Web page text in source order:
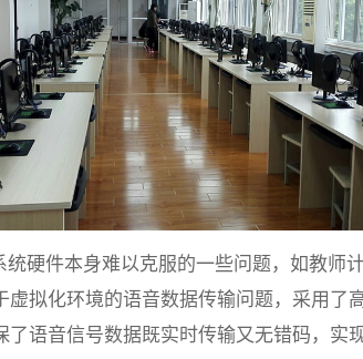
硬件本身难以克服的一些问题，如教师
虚拟化环境的语音数据传输问题，采用
语音信号数据既实时传输又无错码，实